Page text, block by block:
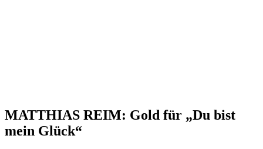
MATTHIAS REIM: Gold für „Du bist
mein Glück“